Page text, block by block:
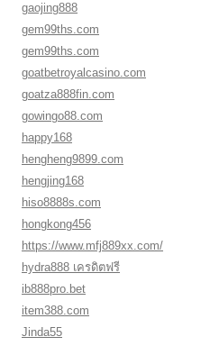
gaojing888
gem99ths.com
gem99ths.com
goatbetroyalcasino.com
goatza888fin.com
gowingo88.com
happy168
hengheng9899.com
hengjing168
hiso8888s.com
hongkong456
https://www.mfj889xx.com/
hydra888 เครดิตฟรี
ib888pro.bet
item388.com
Jinda55